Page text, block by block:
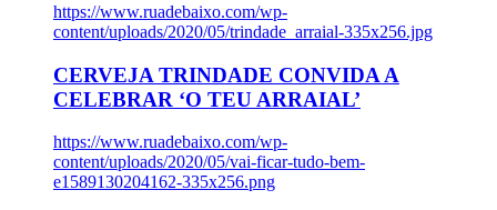
https://www.ruadebaixo.com/wp-
content/uploads/2020/05/trindade_arraial-335x256.jpg
CERVEJA TRINDADE CONVIDA A
CELEBRAR ‘O TEU ARRAIAL’
https://www.ruadebaixo.com/wp-
content/uploads/2020/05/vai-ficar-tudo-bem-
e1589130204162-335x256.png